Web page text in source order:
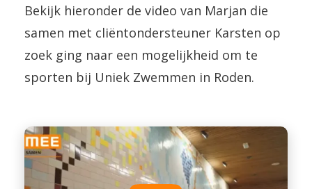
Bekijk hieronder de video van Marjan die
samen met cliëntondersteuner Karsten op
zoek ging naar een mogelijkheid om te
sporten bij Uniek Zwemmen in Roden.